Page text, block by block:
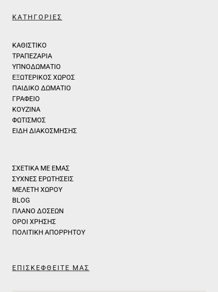
ΚΑΤΗΓΟΡΙΕΣ
ΚΑΘΙΣΤΙΚΟ
ΤΡΑΠΕΖΑΡΙΑ
ΥΠΝΟΔΩΜΑΤΙΟ
ΕΞΩΤΕΡΙΚΟΣ ΧΩΡΟΣ
ΠΑΙΔΙΚΟ ΔΩΜΑΤΙΟ
ΓΡΑΦΕΙΟ
ΚΟΥΖΙΝΑ
ΦΩΤΙΣΜΟΣ
ΕΙΔΗ ΔΙΑΚΟΣΜΗΣΗΣ
ΣΧΕΤΙΚΑ ΜΕ ΕΜΑΣ
ΣΥΧΝΕΣ ΕΡΩΤΗΣΕΙΣ
ΜΕΛΕΤΗ ΧΩΡΟΥ
BLOG
ΠΛΑΝΟ ΔΟΣΕΩΝ
ΟΡΟΙ ΧΡΗΣΗΣ
ΠΟΛΙΤΙΚΗ ΑΠΟΡΡΗΤΟΥ
ΕΠΙΣΚΕΦΘΕΙΤΕ ΜΑΣ